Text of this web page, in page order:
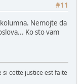
#11
Nemojte da
Ko sto vam
si cette justice est faite